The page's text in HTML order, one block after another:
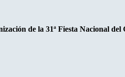
de la 31ª Fiesta Nacional del